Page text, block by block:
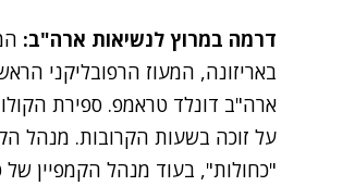
דרמה במרוץ לנשיאות ארה"ב:
ארה"ב דונלד טראמפ. ספירת
על זוכה בשעות הקרובות. מנהל
"כחולות", בעוד מנהל הקמפיין